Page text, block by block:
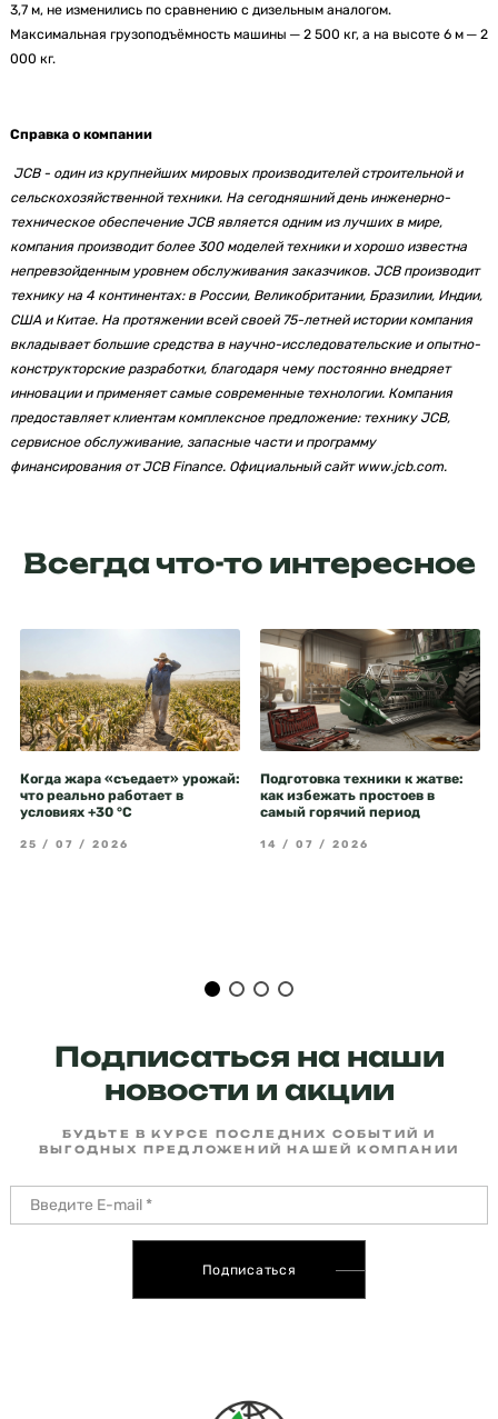
3,7 м, не изменились по сравнению с дизельным аналогом.
Максимальная грузоподъёмность машины ─ 2 500 кг, а на высоте 6 м ─ 2
000 кг.
Справка о компании
JCB - один из крупнейших мировых производителей строительной и
сельскохозяйственной техники. На сегодняшний день инженерно-
техническое обеспечение JCB является одним из лучших в мире,
компания производит более 300 моделей техники и хорошо известна
непревзойденным уровнем обслуживания заказчиков. JCB производит
технику на 4 континентах: в России, Великобритании, Бразилии, Индии,
США и Китае. На протяжении всей своей 75-летней истории компания
вкладывает большие средства в научно-исследовательские и опытно-
конструкторские разработки, благодаря чему постоянно внедряет
инновации и применяет самые современные технологии. Компания
предоставляет клиентам комплексное предложение: технику JCB,
сервисное обслуживание, запасные части и программу
финансирования от JCB Finance. Официальный сайт www.jcb.com.
Всегда что-то интересное
Когда жара «съедает» урожай:
что реально работает в
условиях +30 °C
25 / 07 / 2026
Подготовка техники к жатве:
как избежать простоев в
самый горячий период
14 / 07 / 2026
Подписаться на наши
новости и акции
БУДЬТЕ В КУРСЕ ПОСЛЕДНИХ СОБЫТИЙ И
ВЫГОДНЫХ ПРЕДЛОЖЕНИЙ НАШЕЙ КОМПАНИИ
Подписаться